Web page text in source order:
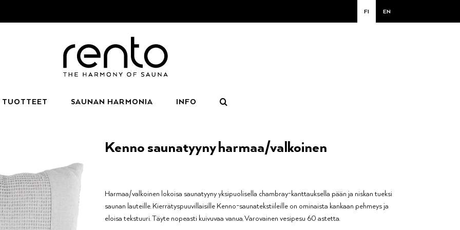
FI EN
TUOTTEET SAUNAN HARMONIA INFO
Kenno saunatyyny harmaa/valkoinen
Harmaa/valkoinen lokoisa saunatyyny yksipuolisella chambray-kanttauksella pään ja niskan tueksi
saunan lauteille. Kierrätyspuuvillaisille Kenno-saunatekstiileille on ominaista kankaan pehmeys ja
eloisa tekstuuri. Täyte nopeasti kuivuvaa vanua. Varovainen vesipesu 60 astetta.